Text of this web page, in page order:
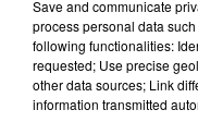
Flash infos
Crédit :Flash infos
Save and communicate
process personal data
following functionalities:
requested; Use precise
other data sources; Link
information transmitted